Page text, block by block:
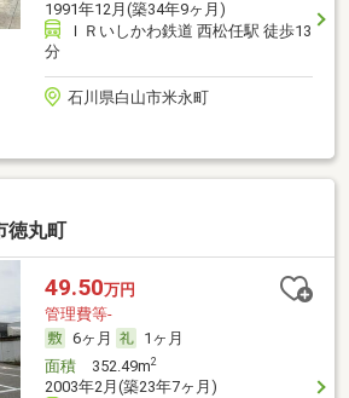
1991年12月(築34年9ヶ月)
ＩＲいしかわ鉄道 西松任駅 徒歩13
分
石川県白山市米永町
徳丸町
49.50万円
管理費等-
6ヶ月
1ヶ月
面積352.49m2
2003年2月(築23年7ヶ月)